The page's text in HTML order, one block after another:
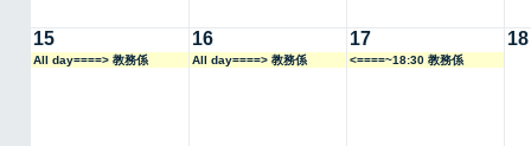
15
All day====> 教務係
16
All day====> 教務係
17
<====~18:30 教務係
18